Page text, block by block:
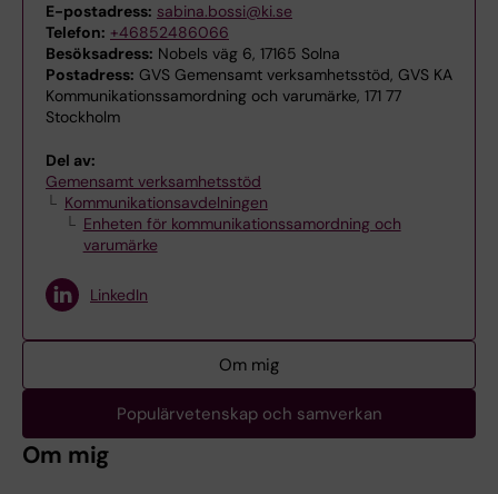
E-postadress: sabina.bossi@ki.se
Telefon: +46852486066
Besöksadress: Nobels väg 6, 17165 Solna
Postadress: GVS Gemensamt verksamhetsstöd, GVS KA
Kommunikationssamordning och varumärke, 171 77
Stockholm
Del av:
Gemensamt verksamhetsstöd
Kommunikationsavdelningen
Enheten för kommunikationssamordning och
varumärke
LinkedIn
Om mig
Populärvetenskap och samverkan
Om mig